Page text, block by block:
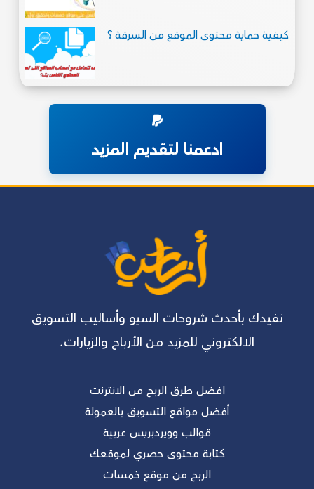
كيفية حماية محتوى الموقع من السرقة ؟
ادعمنا لتقديم المزيد
نفيدك بأحدث شروحات السيو وأساليب التسويق
الالكتروني للمزيد من الأرباح والزيارات.
افضل طرق الربح من الانترنت
أفضل مواقع التسويق بالعمولة
قوالب وويردبريس عربية
كتابة محتوى حصري لموقعك
الربح من موقع خمسات